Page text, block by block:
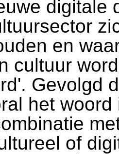
digitale
en
cultuur
Gevolgd
het woord
of